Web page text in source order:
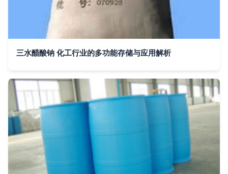
三水醋酸钠 化工行业的多功能存储与应用解析